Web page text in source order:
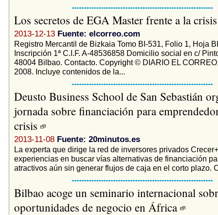
Los secretos de EGA Master frente a la
2013-12-13 Fuente: elcorreo.com
Registro Mercantil de Bizkaia Tomo BI-531, Folio 1, Hoja
Inscripción 1ª C.I.F. A-48536858 Domicilio social en c/
48004 Bilbao. Contacto. Copyright © DIARIO EL
2008. Incluye contenidos de la...
Deusto Business School de San Sebastián
jornada sobre financiación para
crisis
2013-11-08 Fuente: 20minutos.es
La experta que dirige la red de inversores privados
experiencias en buscar vías alternativas de financiación
atractivos aún sin generar flujos de caja en el corto plazo.
Bilbao acoge un seminario internacional
oportunidades de negocio en África